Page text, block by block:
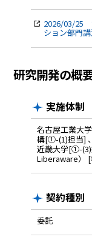
2026/03/25
ション部門
研究開発の概
実施体制
名古屋工業大
構[①-(1)担当]
近畿大学[①-(3)
Liberaware）
契約種別
委託